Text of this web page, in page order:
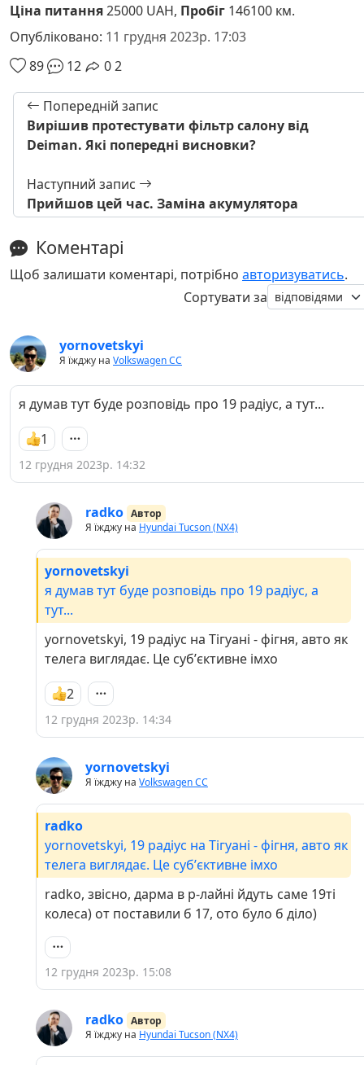
Ціна питання25000 UAH, Пробіг 146100 км.
Опубліковано: 11 грудня 2023р. 17:03
89
12 02
Попередній запис
Вирішив протестувати фільтр салону від
Deiman. Які попередні висновки?
Наступний запис
Прийшов цей час. Заміна акумулятора
Коментарі
Щоб залишати коментарі, потрібно авторизуватись.
Сортувати за
yornovetskyi
Я їжджу на Volkswagen СС
я думав тут буде розповідь про 19 радіус, а тут...
1
12 грудня 2023р. 14:32
radko Автор
Я їжджу на Hyundai Tucson (NX4)
yornovetskyi
я думав тут буде розповідь про 19 радіус, а
тут...
yornovetskyi, 19 радіус на Тігуані - фігня, авто як
телега виглядає. Це субʼєктивне імхо
2
12 грудня 2023р. 14:34
yornovetskyi
Я їжджу на Volkswagen СС
radko
yornovetskyi, 19 радіус на Тігуані - фігня, авто як
телега виглядає. Це субʼєктивне імхо
radko, звісно, дарма в р-лайні йдуть саме 19ті
колеса) от поставили б 17, ото було б діло)
12 грудня 2023р. 15:08
radko Автор
Я їжджу на Hyundai Tucson (NX4)